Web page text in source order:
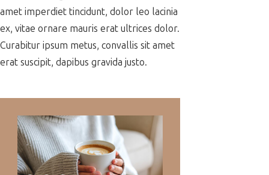
amet imperdiet tincidunt, dolor leo lacinia
ex, vitae ornare mauris erat ultrices dolor.
Curabitur ipsum metus, convallis sit amet
erat suscipit, dapibus gravida justo.